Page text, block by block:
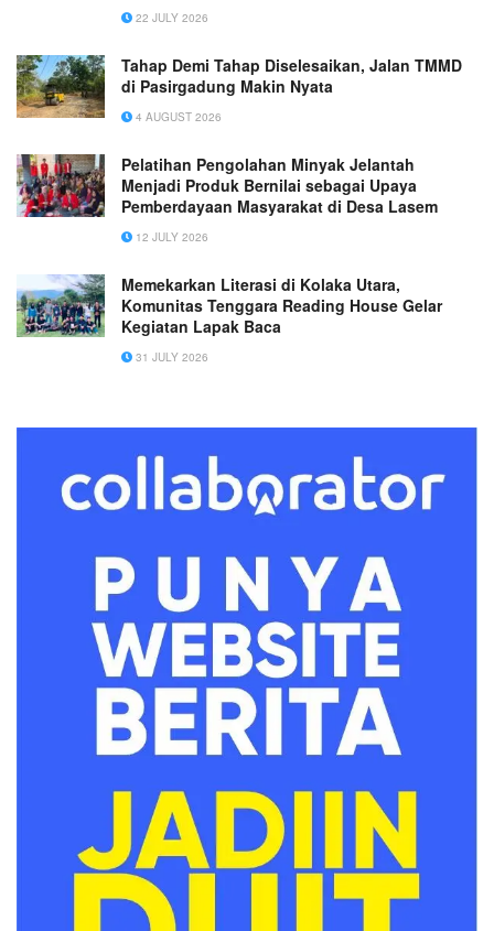
22 JULY 2026
Tahap Demi Tahap Diselesaikan, Jalan TMMD
di Pasirgadung Makin Nyata
4 AUGUST 2026
Pelatihan Pengolahan Minyak Jelantah
Menjadi Produk Bernilai sebagai Upaya
Pemberdayaan Masyarakat di Desa Lasem
12 JULY 2026
Memekarkan Literasi di Kolaka Utara,
Komunitas Tenggara Reading House Gelar
Kegiatan Lapak Baca
31 JULY 2026